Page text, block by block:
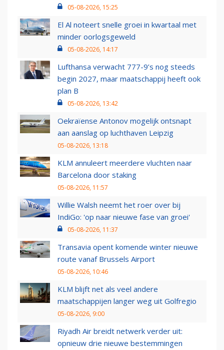
05-08-2026, 15:25
El Al noteert snelle groei in kwartaal met
minder oorlogsgeweld
05-08-2026, 14:17
Lufthansa verwacht 777-9’s nog steeds
begin 2027, maar maatschappij heeft ook
plan B
05-08-2026, 13:42
Oekraïense Antonov mogelijk ontsnapt
aan aanslag op luchthaven Leipzig
05-08-2026, 13:18
KLM annuleert meerdere vluchten naar
Barcelona door staking
05-08-2026, 11:57
Willie Walsh neemt het roer over bij
IndiGo: 'op naar nieuwe fase van groei'
05-08-2026, 11:37
Transavia opent komende winter nieuwe
route vanaf Brussels Airport
05-08-2026, 10:46
KLM blijft net als veel andere
maatschappijen langer weg uit Golfregio
05-08-2026, 9:00
Riyadh Air breidt netwerk verder uit:
opnieuw drie nieuwe bestemmingen